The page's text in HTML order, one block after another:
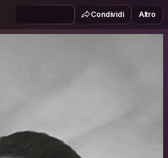
Condividi Altro